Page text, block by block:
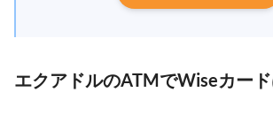
エクアドルのATMでWiseカー